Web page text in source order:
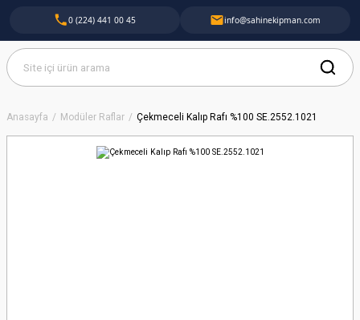
Anasayfa Modüler Raflar Çekmeceli Kalıp Rafı %100 SE.2552.1021
0 (224) 441 00 45 info@sahinekipman.com